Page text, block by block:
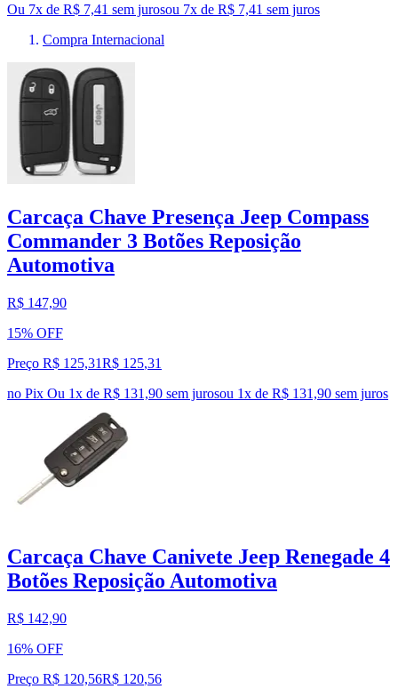
Ou 7x de R$ 7,41 sem jurosou 7x de R$ 7,41 sem juros
Compra Internacional
Carcaça Chave Presença Jeep Compass
Commander 3 Botões Reposição
Automotiva
R$ 147,90
15% OFF
Preço R$ 125,31R$ 125,31
no Pix Ou 1x de R$ 131,90 sem jurosou 1x de R$ 131,90 sem juros
Carcaça Chave Canivete Jeep Renegade 4
Botões Reposição Automotiva
R$ 142,90
16% OFF
Preço R$ 120,56R$ 120,56